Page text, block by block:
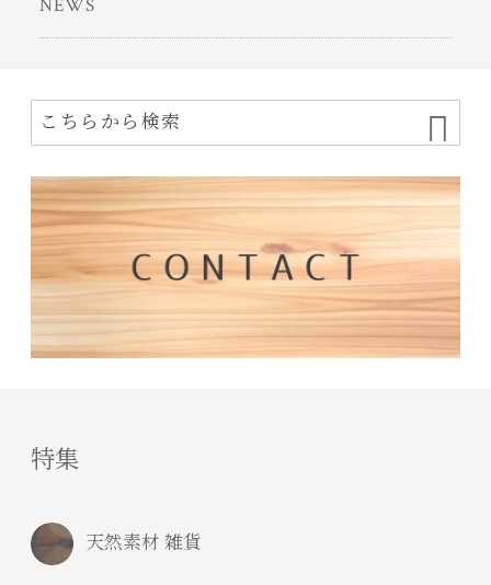
NEWS
特集
天然素材 雑貨